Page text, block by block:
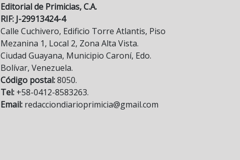
Editorial de Primicias, C.A.
RIF: J-29913424-4
Calle Cuchivero, Edificio Torre Atlantis, Piso
Mezanina 1, Local 2, Zona Alta Vista.
Ciudad Guayana, Municipio Caroní, Edo.
Bolívar, Venezuela.
Código postal:8050.
Tel: +58-0412-8583263.
Email: redacciondiarioprimicia@gmail.com